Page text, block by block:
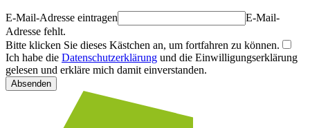
E-Mail-Adresse eintragen
E-Mail-
Adresse fehlt.
Bitte klicken Sie dieses Kästchen an, um fortfahren zu können.
Ich habe die Datenschutzerklärung und die Einwilligungserklärung
gelesen und erkläre mich damit einverstanden.
Absenden